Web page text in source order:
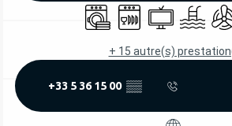
Lave lingeLave vaisselle
TélévisionPiscineAir
+ 15 autre(s)
+33 5 36 15 00 ▒▒